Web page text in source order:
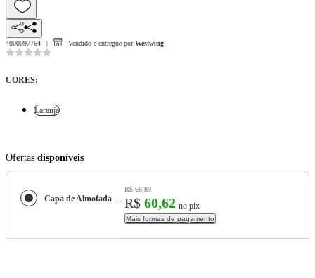
4000097764 Vendido e entregue por Westwing
CORES:
Laranja
Ofertas disponíveis
Capa de Almofada Estampada com Cordonê Safari Terracota
R$ 68,89
R$ 60,62 no pix
Mais formas de pagamento